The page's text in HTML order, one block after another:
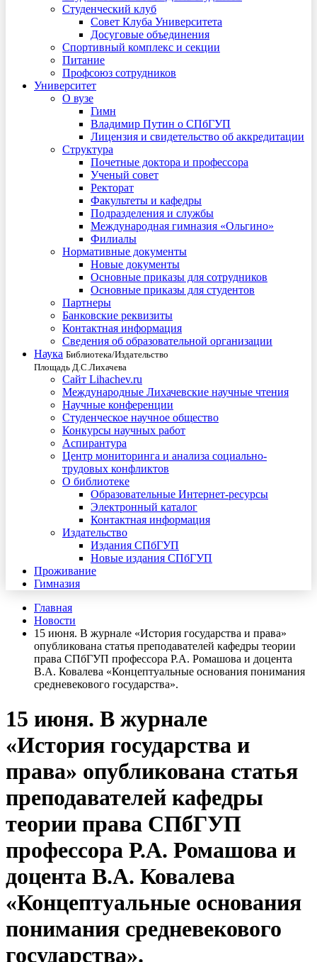
Студенческий клуб
Совет Клуба Университета
Досуговые объединения
Спортивный комплекс и секции
Питание
Профсоюз сотрудников
Университет
О вузе
Гимн
Владимир Путин о СПбГУП
Лицензия и свидетельство об аккредитации
Структура
Почетные доктора и профессора
Ученый совет
Ректорат
Факультеты и кафедры
Подразделения и службы
Международная гимназия «Ольгино»
Филиалы
Нормативные документы
Новые документы
Основные приказы для сотрудников
Основные приказы для студентов
Партнеры
Банковские реквизиты
Контактная информация
Сведения об образовательной организации
Наука Библиотека/Издательство
Площадь Д.С.Лихачева
Сайт Lihachev.ru
Международные Лихачевские научные чтения
Научные конференции
Студенческое научное общество
Конкурсы научных работ
Аспирантура
Центр мониторинга и анализа социально-
трудовых конфликтов
О библиотеке
Образовательные Интернет-ресурсы
Электронный каталог
Контактная информация
Издательство
Издания СПбГУП
Новые издания СПбГУП
Проживание
Гимназия
Главная
Новости
15 июня. В журнале «История государства и права»
опубликована статья преподавателей кафедры теории
права СПбГУП профессора Р.А. Ромашова и доцента
В.А. Ковалева «Концептуальные основания понимания
средневекового государства».
15 июня. В журнале
«История государства и
права» опубликована статья
преподавателей кафедры
теории права СПбГУП
профессора Р.А. Ромашова и
доцента В.А. Ковалева
«Концептуальные основания
понимания средневекового
государства».